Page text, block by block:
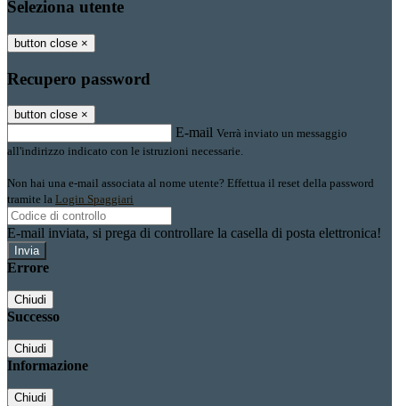
Seleziona utente
button close ×
Recupero password
button close ×
E-mail Verrà inviato un messaggio
all'indirizzo indicato con le istruzioni necessarie.
Non hai una e-mail associata al nome utente? Effettua il reset della password
tramite la Login Spaggiari
E-mail inviata, si prega di controllare la casella di posta elettronica!
Errore
Chiudi
Successo
Chiudi
Informazione
Chiudi